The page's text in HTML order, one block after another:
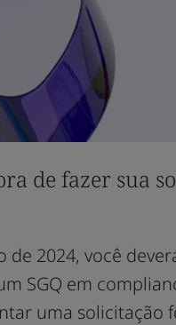
de fazer sua
de 2024, você
SGQ em
uma solicitação